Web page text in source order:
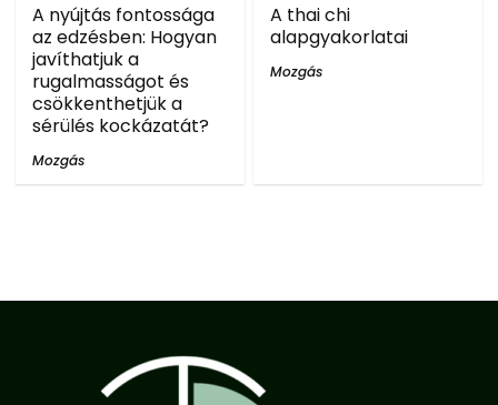
A nyújtás fontossága
az edzésben: Hogyan
javíthatjuk a
rugalmasságot és
csökkenthetjük a
sérülés kockázatát?
Mozgás
A thai chi
alapgyakorlatai
Mozgás